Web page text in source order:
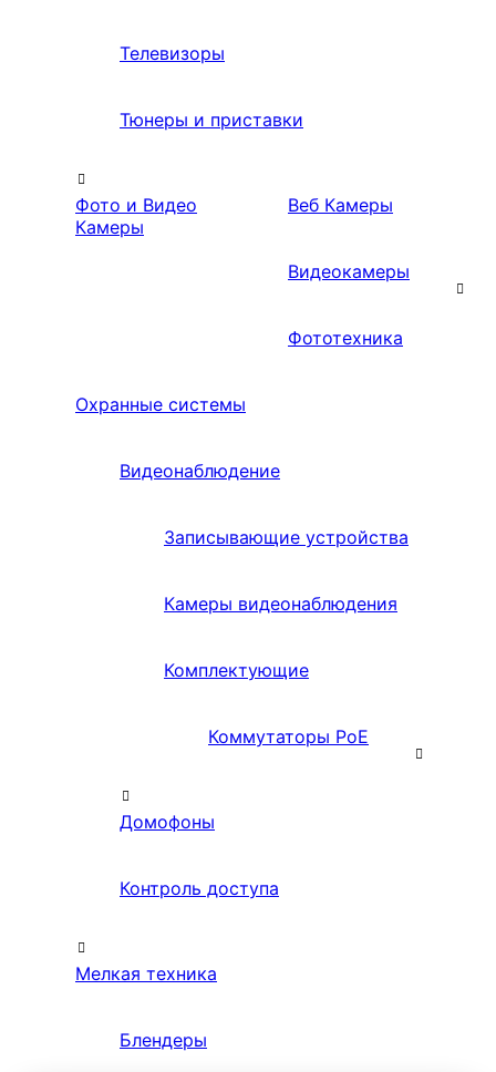
Телевизоры
Тюнеры и приставки
Фото и Видео
Камеры
Веб Камеры
Видеокамеры
Фототехника
Охранные системы
Видеонаблюдение
Записывающие устройства
Камеры видеонаблюдения
Комплектующие
Коммутаторы PoE
Домофоны
Контроль доступа
Мелкая техника
Блендеры